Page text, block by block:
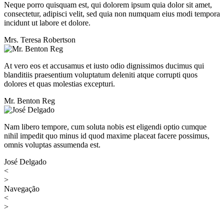
Neque porro quisquam est, qui dolorem ipsum quia dolor sit amet,
consectetur, adipisci velit, sed quia non numquam eius modi tempora
incidunt ut labore et dolore.
Mrs. Teresa Robertson
At vero eos et accusamus et iusto odio dignissimos ducimus qui
blanditiis praesentium voluptatum deleniti atque corrupti quos
dolores et quas molestias excepturi.
Mr. Benton Reg
Nam libero tempore, cum soluta nobis est eligendi optio cumque
nihil impedit quo minus id quod maxime placeat facere possimus,
omnis voluptas assumenda est.
José Delgado
<
>
Navegação
<
>